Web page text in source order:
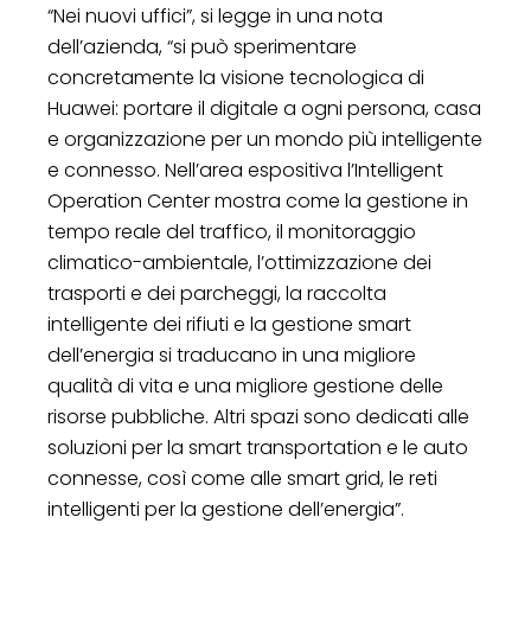
“Nei nuovi uffici”, si legge in una nota
dell’azienda, “si può sperimentare
concretamente la visione tecnologica di
Huawei: portare il digitale a ogni persona, casa
e organizzazione per un mondo più intelligente
e connesso. Nell’area espositiva l’Intelligent
Operation Center mostra come la gestione in
tempo reale del traffico, il monitoraggio
climatico-ambientale, l’ottimizzazione dei
trasporti e dei parcheggi, la raccolta
intelligente dei rifiuti e la gestione smart
dell’energia si traducano in una migliore
qualità di vita e una migliore gestione delle
risorse pubbliche. Altri spazi sono dedicati alle
soluzioni per la smart transportation e le auto
connesse, così come alle smart grid, le reti
intelligenti per la gestione dell’energia”.